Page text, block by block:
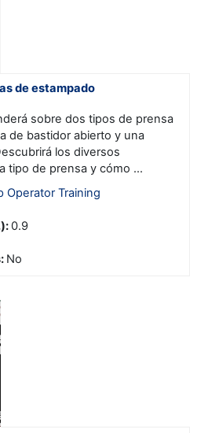
de estampado
sobre dos tipos de prensa
de bastidor abierto y una
los diversos
tipo de prensa y cómo ...
Operator Training
:0.9
: No